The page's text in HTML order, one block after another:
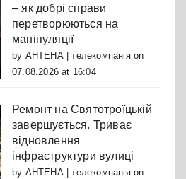
– як добрі справи
перетворюються на
маніпуляції
by АНТЕНА | телекомпаніяon
07.08.2026 at 16:04
Ремонт на Святотроїцькій
завершується. Триває
відновлення
інфраструктури вулиці
by АНТЕНА | телекомпаніяon